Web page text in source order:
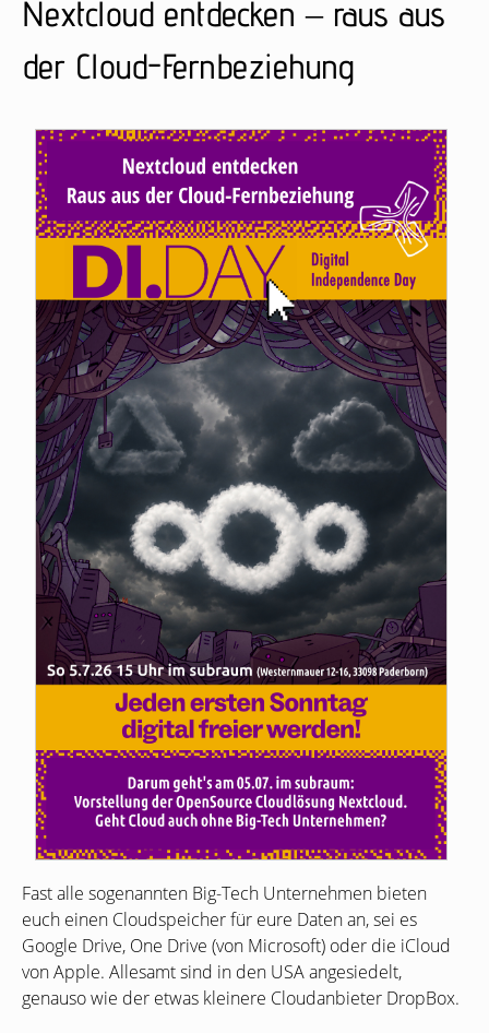
Nextcloud entdecken – raus aus
der Cloud-Fernbeziehung
Fast alle sogenannten Big-Tech Unternehmen bieten
euch einen Cloudspeicher für eure Daten an, sei es
Google Drive, One Drive (von Microsoft) oder die iCloud
von Apple. Allesamt sind in den USAangesiedelt,
genauso wie der etwas kleinere Cloudanbieter DropBox.